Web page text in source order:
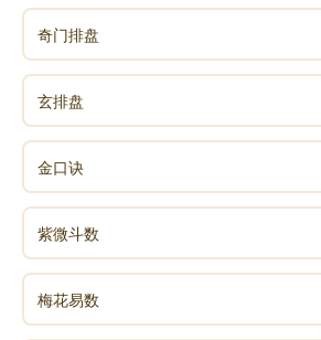
奇门排盘
玄排盘
金口诀
紫微斗数
梅花易数